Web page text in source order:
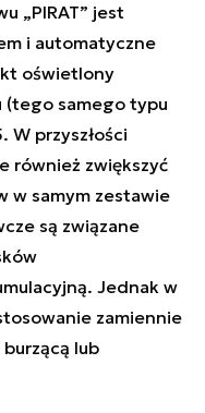
„PIRAT” jest
i automatyczne
oświetlony
(tego samego typu
W przyszłości
również zwiększyć
w samym zestawie
są związane
Jednak w
zamiennie
lub